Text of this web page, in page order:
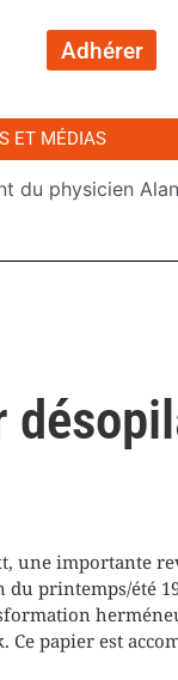
Adhérer
ET MÉDIAS
du physicien
une importante
du printemps/été
Ce papier est